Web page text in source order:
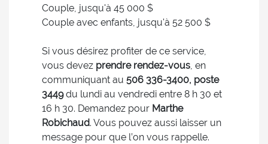
Couple, jusqu'à 45 000 $
Couple avec enfants, jusqu'à 52 500 $
Si vous désirez profiter de ce service,
vous devez prendre rendez-vous, en
communiquant au 506 336-3400, poste
3449du lundi au vendredi entre 8 h 30 et
16 h 30. Demandez pour Marthe
Robichaud. Vous pouvez aussi laisser un
message pour que l’on vous rappelle.